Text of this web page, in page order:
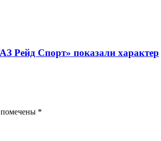
Рейд Спорт» показали характер
помечены *